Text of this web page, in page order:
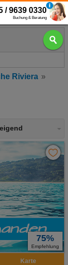
/ 9639 0330
Buchung & Beratung
Riviera
75%
Empfehlung
Karte